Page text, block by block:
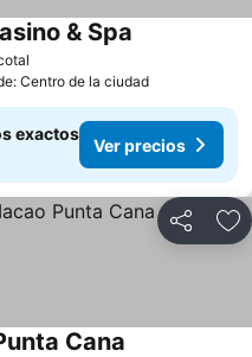
& Spa
Centro de la ciudad
exactos
Ver precios
Compartir
Cana